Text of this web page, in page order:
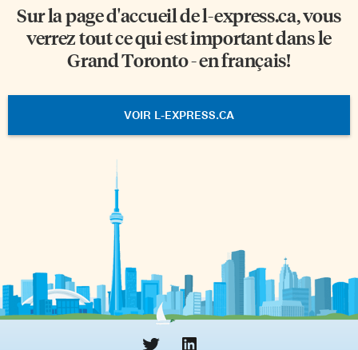
Sur la page d'accueil del-express.ca, vous
verrez tout ce qui est important dans le
Grand Toronto - en français!
VOIR L-EXPRESS.CA